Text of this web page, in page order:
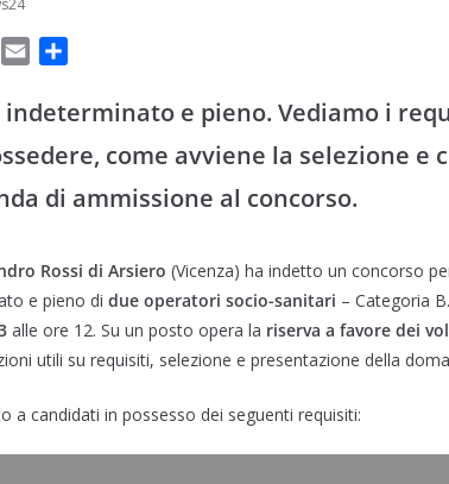
a
l
n
i
v
i
indeterminato e pieno. Vediamo i
come avviene la selezione e
di ammissione al concorso.
Rossi di Arsiero (Vicenza) ha indetto un concorso
e pieno di due operatori socio-sanitari – Categoria
alle ore 12. Su un posto opera la riserva a favore dei
utili su requisiti, selezione e presentazione della
a candidati in possesso dei seguenti requisiti: